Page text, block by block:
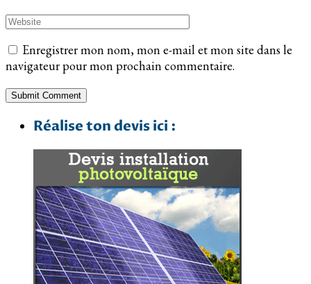
Enregistrer mon nom, mon e-mail et mon site dans le
navigateur pour mon prochain commentaire.
Réalise ton devis ici :